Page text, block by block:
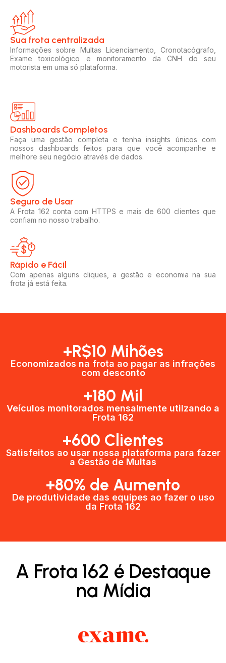
Sua frota centralizada​
Informações sobre Multas Licenciamento, Cronotacógrafo,
Exame toxicológico e monitoramento da CNH do seu
motorista em uma só plataforma.
Dashboards Completos​​
Faça uma gestão completa e tenha insights únicos com
nossos dashboards feitos para que você acompanhe e
melhore seu negócio através de dados.
Seguro de Usar​
A Frota 162 conta com HTTPS e mais de 600 clientes que
confiam no nosso trabalho.
Rápido e Fácil​
Com apenas alguns cliques, a gestão e economia na sua
frota já está feita.
+R$10 Mihões
Economizados na frota ao pagar as infrações
com desconto
+180 Mil
Veículos monitorados mensalmente utilzando a
Frota 162
+600 Clientes​
Satisfeitos ao usar nossa plataforma para fazer
a Gestão de Multas​
+80% de Aumento
De produtividade das equipes ao fazer o uso
da Frota 162​
A Frota 162 é Destaque
na Mídia